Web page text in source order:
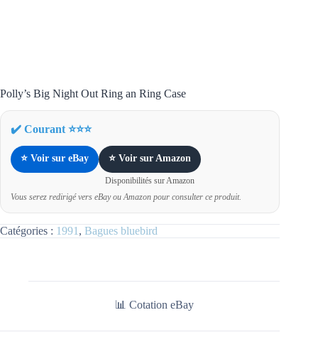
Polly’s Big Night Out Ring an Ring Case
✔️ Courant ⭐⭐⭐
⭐ Voir sur eBay ⭐ Voir sur Amazon
Disponibilités sur Amazon
Vous serez redirigé vers eBay ou Amazon pour consulter ce produit.
Catégories : 1991 , Bagues bluebird
📊 Cotation eBay